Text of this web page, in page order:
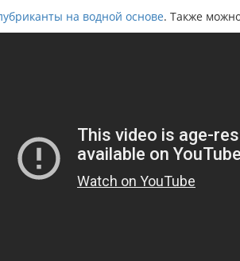
на водной основе. Также